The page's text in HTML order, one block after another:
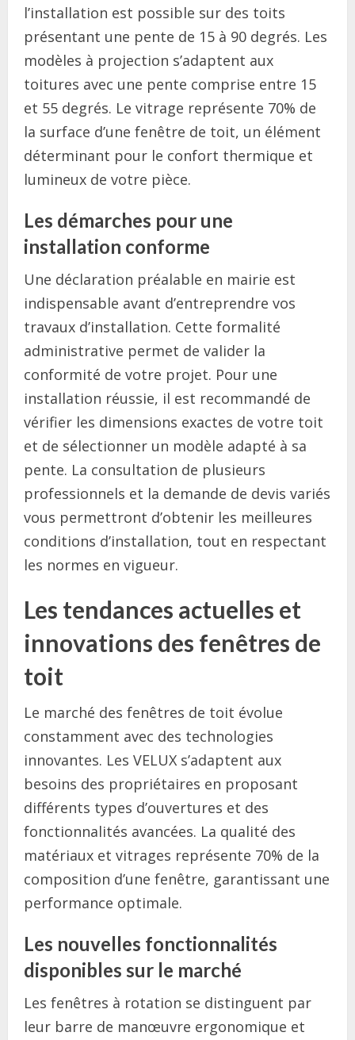
l’installation est possible sur des toits
présentant une pente de 15 à 90 degrés. Les
modèles à projection s’adaptent aux
toitures avec une pente comprise entre 15
et 55 degrés. Le vitrage représente 70% de
la surface d’une fenêtre de toit, un élément
déterminant pour le confort thermique et
lumineux de votre pièce.
Les démarches pour une
installation conforme
Une déclaration préalable en mairie est
indispensable avant d’entreprendre vos
travaux d’installation. Cette formalité
administrative permet de valider la
conformité de votre projet. Pour une
installation réussie, il est recommandé de
vérifier les dimensions exactes de votre toit
et de sélectionner un modèle adapté à sa
pente. La consultation de plusieurs
professionnels et la demande de devis variés
vous permettront d’obtenir les meilleures
conditions d’installation, tout en respectant
les normes en vigueur.
Les tendances actuelles et
innovations des fenêtres de
toit
Le marché des fenêtres de toit évolue
constamment avec des technologies
innovantes. Les VELUX s’adaptent aux
besoins des propriétaires en proposant
différents types d’ouvertures et des
fonctionnalités avancées. La qualité des
matériaux et vitrages représente 70% de la
composition d’une fenêtre, garantissant une
performance optimale.
Les nouvelles fonctionnalités
disponibles sur le marché
Les fenêtres à rotation se distinguent par
leur barre de manœuvre ergonomique et